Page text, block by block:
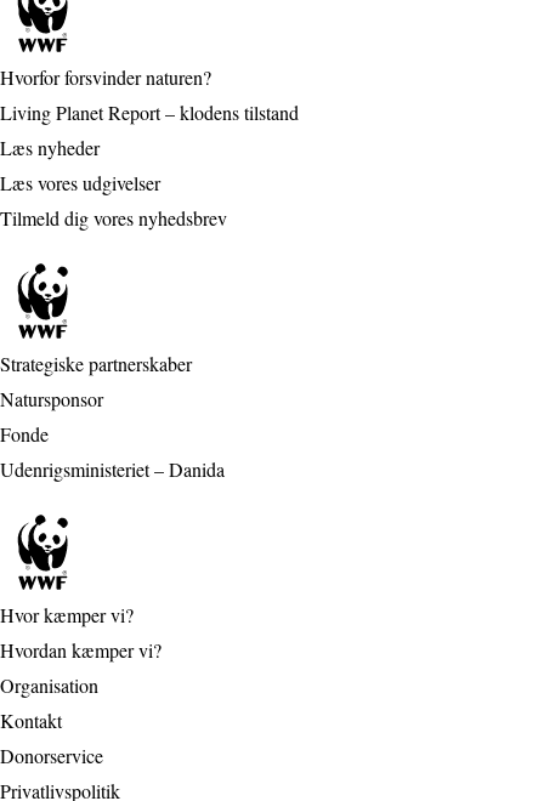
Hvorfor forsvinder naturen?
Living Planet Report – klodens tilstand
Læs nyheder
Læs vores udgivelser
Tilmeld dig vores nyhedsbrev
Strategiske partnerskaber
Natursponsor
Fonde
Udenrigsministeriet – Danida
Hvor kæmper vi?
Hvordan kæmper vi?
Organisation
Kontakt
Donorservice
Privatlivspolitik